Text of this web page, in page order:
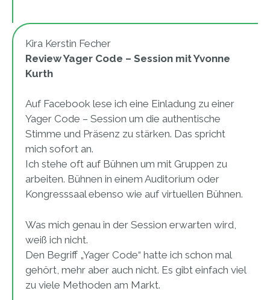
Kira Kerstin Fecher
Review Yager Code – Session mit Yvonne
Kurth
Auf Facebook lese ich eine Einladung zu einer
Yager Code – Session um die authentische
Stimme und Präsenz zu stärken. Das spricht
mich sofort an.
Ich stehe oft auf Bühnen um mit Gruppen zu
arbeiten. Bühnen in einem Auditorium oder
Kongresssaal ebenso wie auf virtuellen Bühnen.
Was mich genau in der Session erwarten wird,
weiß ich nicht.
Den Begriff „Yager Code“ hatte ich schon mal
gehört, mehr aber auch nicht. Es gibt einfach viel
zu viele Methoden am Markt.